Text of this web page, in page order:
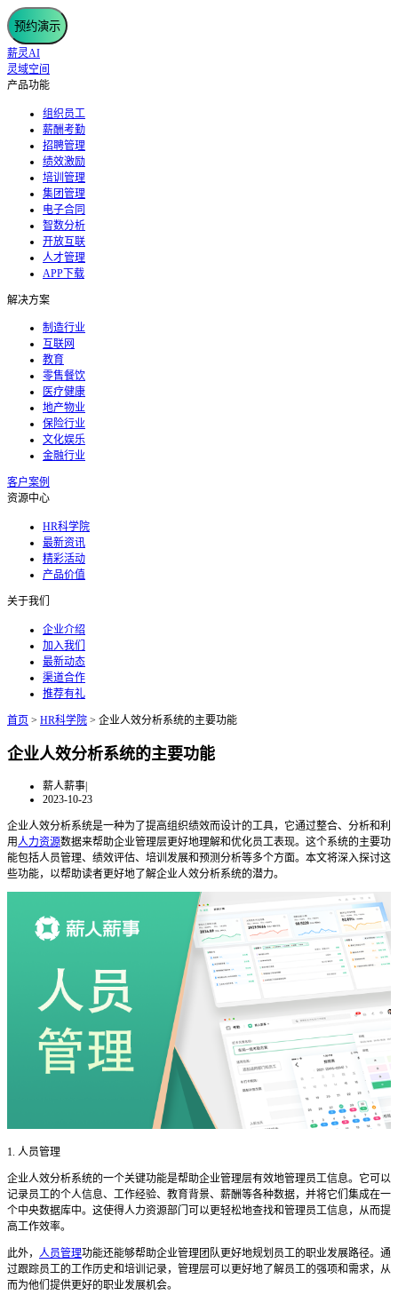
预约演示
薪灵AI
灵域空间
产品功能
组织员工
薪酬考勤
招聘管理
绩效激励
培训管理
集团管理
电子合同
智数分析
开放互联
人才管理
APP下载
解决方案
制造行业
互联网
教育
零售餐饮
医疗健康
地产物业
保险行业
文化娱乐
金融行业
客户案例
资源中心
HR科学院
最新资讯
精彩活动
产品价值
关于我们
企业介绍
加入我们
最新动态
渠道合作
推荐有礼
首页 > HR科学院 > 企业人效分析系统的主要功能
企业人效分析系统的主要功能
薪人薪事|
2023-10-23
企业人效分析系统是一种为了提高组织绩效而设计的工具，它通过整合、分析和利
用人力资源数据来帮助企业管理层更好地理解和优化员工表现。这个系统的主要功
能包括人员管理、绩效评估、培训发展和预测分析等多个方面。本文将深入探讨这
些功能，以帮助读者更好地了解企业人效分析系统的潜力。
1. 人员管理
企业人效分析系统的一个关键功能是帮助企业管理层有效地管理员工信息。它可以
记录员工的个人信息、工作经验、教育背景、薪酬等各种数据，并将它们集成在一
个中央数据库中。这使得人力资源部门可以更轻松地查找和管理员工信息，从而提
高工作效率。
此外， 人员管理功能还能够帮助企业管理团队更好地规划员工的职业发展路径。通
过跟踪员工的工作历史和培训记录，管理层可以更好地了解员工的强项和需求，从
而为他们提供更好的职业发展机会。